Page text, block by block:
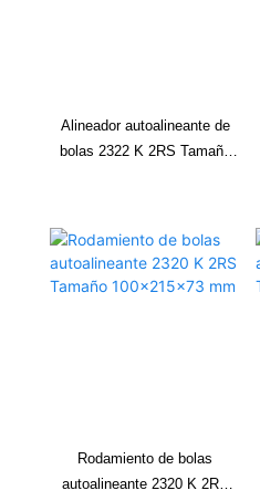
Alineador autoalineante de
bolas 2322 K 2RS Tamaño
Rodamiento de bolas
autoalineante 2320 K 2RS